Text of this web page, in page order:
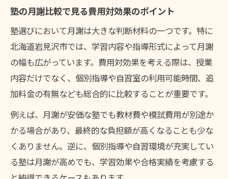
塾の月謝比較で見る費用対効果のポイント
塾選びにおいて月謝は大きな判断材料の一つです。特に
北海道岩見沢市では、学習内容や指導形式によって月謝
の幅も広がっています。費用対効果を考える際は、授業
内容だけでなく、個別指導や自習室の利用可能時間、追
加料金の有無なども総合的に比較することが重要です。
例えば、月謝が安価な塾でも教材費や模試費用が別途か
かる場合があり、最終的な負担額が高くなることも少な
くありません。逆に、個別指導や自習環境が充実してい
る塾は月謝が高めでも、学習効果や合格実績を考慮する